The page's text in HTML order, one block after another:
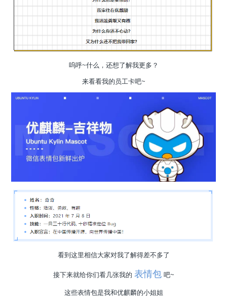
呜呼~什么，还想了解我更多？
来看看我的员工卡吧~
看到这里相信大家对我了解得差不多了
接下来就给你们看几张我的 表情包吧~
这些表情包是我和优麒麟的小姐姐